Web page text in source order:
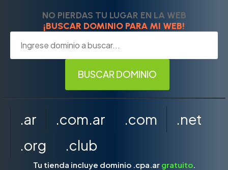
NO PIERDAS TU LUGAR EN LA WEB
¡BUSCAR DOMINIO PARA MI WEB!
.ar .com.ar .com
.net
.org
.club
Tu tienda incluye dominio .cpa.ar gratuito.